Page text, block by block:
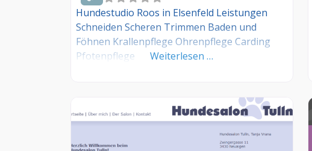
Hundestudio Roos in Elsenfeld Leistungen
Schneiden Scheren Trimmen Baden und
Föhnen Krallenpflege Ohrenpflege Carding
Pfotenpflege
Weiterlesen …